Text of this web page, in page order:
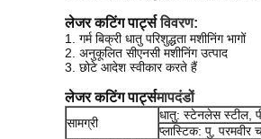
लेजर कटिंग पार्ट्स विवरण:
1. गर्म बिक्री धातु परिशुद्धता मशीनिंग भागों
2. अनुकूलित सीएनसी मशीनिंग उत्पाद
3. छोटे आदेश स्वीकार करते हैं
लेजर कटिंग पार्ट्समापदंडों
सामग्री
धातु: स्टेनलेस स्टील,
प्लास्टिक: पु, परमवीर